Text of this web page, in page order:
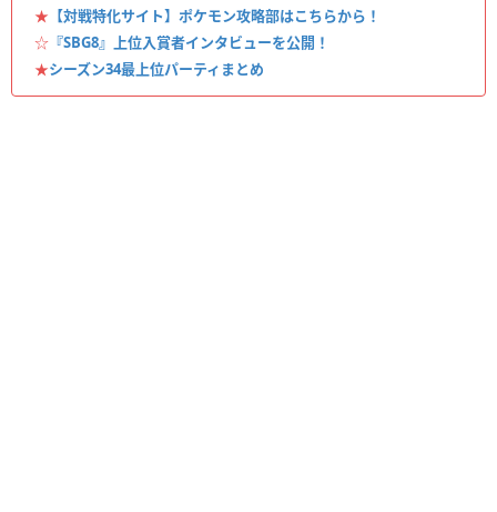
★ 【対戦特化サイト】ポケモン攻略部はこちらから！
☆ 『SBG8』上位入賞者インタビューを公開！
★シーズン34最上位パーティまとめ